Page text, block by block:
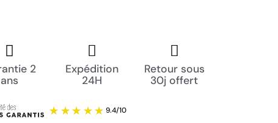
2
ans
Expédition
24H
Retour sous
30j offert